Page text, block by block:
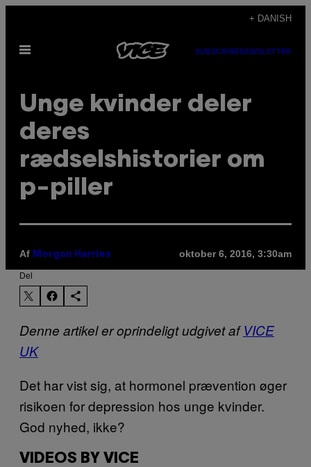
indhold
+ DANISH
Åbn
SUBSCRIBENEWSLETTER
Unge kvinder deler
deres
rædselshistorier om
p-piller
Af Morgan Harries oktober 6, 2016, 3:30am
Del
Denne artikel er oprindeligt udgivet afVICE
UK
Det har vist sig, at hormonel prævention øger
risikoen for depression hos unge kvinder.
God nyhed, ikke?
VIDEOS BY VICE